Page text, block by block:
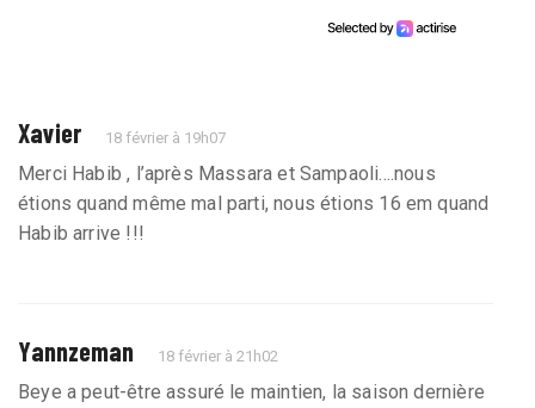
Xavier 18 février à 19h07
Merci Habib , l’après Massara et Sampaoli....nous
étions quand même mal parti, nous étions 16 em quand
Habib arrive !!!
Yannzeman 18 février à 21h02
Beye a peut-être assuré le maintien, la saison dernière